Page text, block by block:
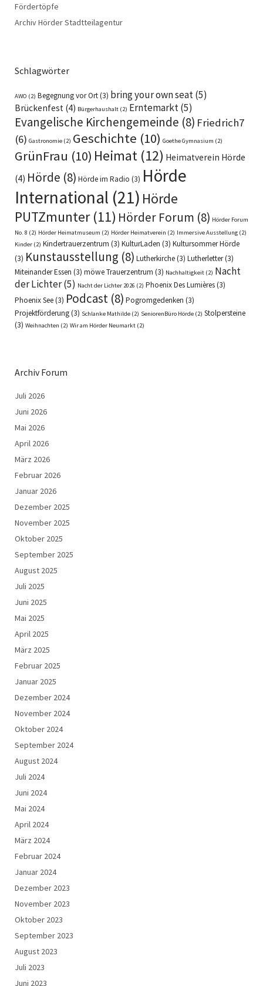
Fördertöpfe
Archiv Hörder Stadtteilagentur
Schlagwörter
AWO (2) Begegnung vor Ort(3) bring your own seat(5)
Brückenfest (4) Bürgerhaushalt (2) Erntemarkt(5)
Evangelische Kirchengemeinde (8) Friedrich7
(6) Gastronomie (2) Geschichte (10) Goethe Gymnasium (2)
GrünFrau (10) Heimat (12) Heimatverein Hörde
(4) Hörde (8) Hörde im Radio (3) Hörde
International (21) Hörde
PUTZmunter(11) Hörder Forum (8) Hörder Forum
No. 8 (2) Hörder Heimatmuseum (2) Hörder Heimatverein (2) Immersive Ausstellung (2)
Kinder (2) Kindertrauerzentrum (3) KulturLaden (3) Kultursommer Hörde
(3) Kunstausstellung (8) Lutherkirche(3) Lutherletter(3)
Miteinander Essen (3) möwe Trauerzentrum (3) Nachhaltigkeit (2) Nacht
der Lichter(5) Nacht der Lichter 2026 (2) Phoenix Des Lumières(3)
Phoenix See(3) Podcast (8) Pogromgedenken (3)
Projektförderung(3) Schlanke Mathilde (2) SeniorenBüro Hörde (2) Stolpersteine
(3) Weihnachten (2) Wir am Hörder Neumarkt (2)
Archiv Forum
Juli 2026
Juni 2026
Mai 2026
April 2026
März 2026
Februar 2026
Januar 2026
Dezember 2025
November 2025
Oktober 2025
September 2025
August 2025
Juli 2025
Juni 2025
Mai 2025
April 2025
März 2025
Februar 2025
Januar 2025
Dezember 2024
November 2024
Oktober 2024
September 2024
August 2024
Juli 2024
Juni 2024
Mai 2024
April 2024
März 2024
Februar 2024
Januar 2024
Dezember 2023
November 2023
Oktober 2023
September 2023
August 2023
Juli 2023
Juni 2023